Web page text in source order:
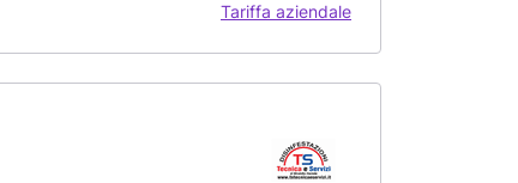
Tariffa aziendale